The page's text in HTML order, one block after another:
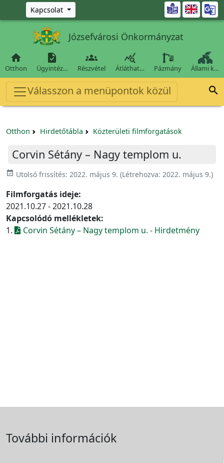
Ugrás a fő tartalomra
Kapcsolat 
Józsefvárosi Önkormányzat

Otthon

Ügyintéz…

Részvétel

Átláthat… Pázmány Állami k…
Válasszon a menüpontok közül 
Otthon Hirdetőtábla Közterületi filmforgatások
Corvin Sétány – Nagy templom u.
event_available Utolsó frissítés: 2022. május 9. (Létrehozva: 2022. május 9.)
Filmforgatás ideje:
2021.10.27 - 2021.10.28
Kapcsolódó mellékletek:
1.
Corvin Sétány – Nagy templom u. - Hirdetmény
További információk